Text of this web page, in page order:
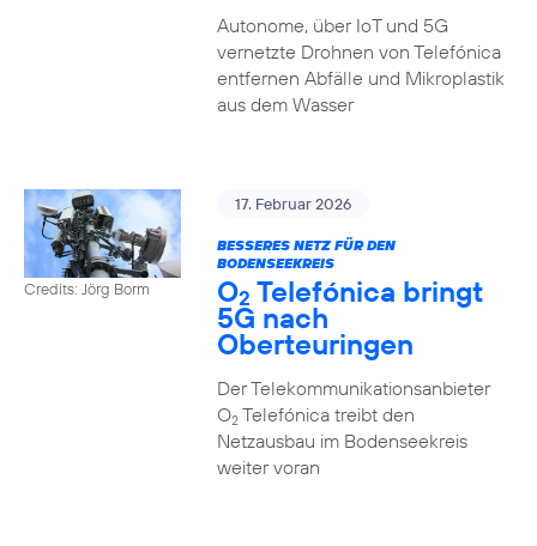
Autonome, über IoT und 5G
vernetzte Drohnen von Telefónica
entfernen Abfälle und Mikroplastik
aus dem Wasser
Credits: Jörg Borm
17. Februar 2026
BESSERES NETZ FÜR DEN
BODENSEEKREIS
O2 Telefónica bringt
5G nach
Oberteuringen
Der Telekommunikationsanbieter
O2Telefónica treibt den
Netzausbau im Bodenseekreis
weiter voran